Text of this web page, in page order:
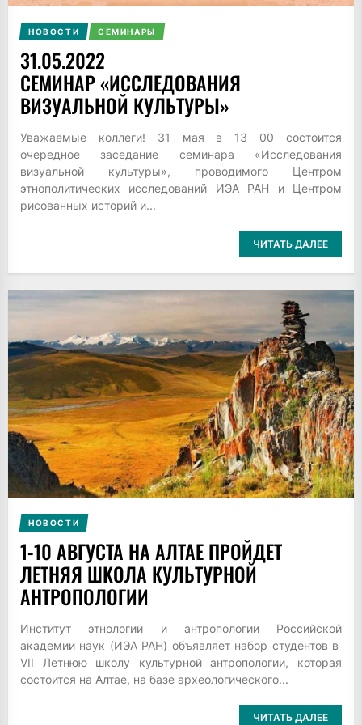
НОВОСТИ СЕМИНАРЫ
31.05.2022
СЕМИНАР «ИССЛЕДОВАНИЯ
ВИЗУАЛЬНОЙ КУЛЬТУРЫ»
Уважаемые коллеги! 31 мая в 13 00 состоится
очередное заседание семинара «Исследования
визуальной культуры», проводимого Центром
этнополитических исследований ИЭА РАН и Центром
рисованных историй и...
ЧИТАТЬ ДАЛЕЕ
НОВОСТИ
1-10 АВГУСТА НА АЛТАЕ ПРОЙДЕТ
ЛЕТНЯЯ ШКОЛА КУЛЬТУРНОЙ
АНТРОПОЛОГИИ
Институт этнологии и антропологии Российской
академии наук (ИЭА РАН) объявляет набор студентов в
VII Летнюю школу культурной антропологии, которая
состоится на Алтае, на базе археологического...
ЧИТАТЬ ДАЛЕЕ